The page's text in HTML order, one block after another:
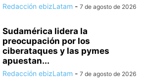
Redacción ebizLatam - 7 de agosto de 2026
Sudamérica lidera la
preocupación por los
ciberataques y las pymes
apuestan...
Redacción ebizLatam - 7 de agosto de 2026